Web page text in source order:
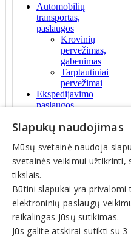
Automobilių
transportas,
paslaugos
Krovinių
pervežimas,
gabenimas
Tarptautiniai
pervežimai
Ekspedijavimo
paslaugos,
Logistikos
Tiekimo
logistika
produktai
© INFOMINTA, UAB. Visos
6900 1551. El. paštas
Slapukų naudojimas
Mūsų svetainė naudoja
svetainės veikimui užtikrinti,
tikslais.
Būtini slapukai yra
elektroninių paslaugų
reikalingas Jūsų sutikimas.
Jūs galite atskirai sutikti su